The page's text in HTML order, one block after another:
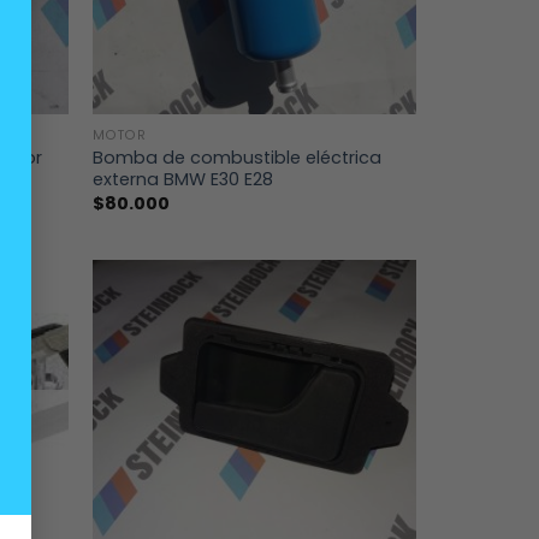
MOTOR
Bomba de combustible eléctrica
externa BMW E30 E28
$80.000